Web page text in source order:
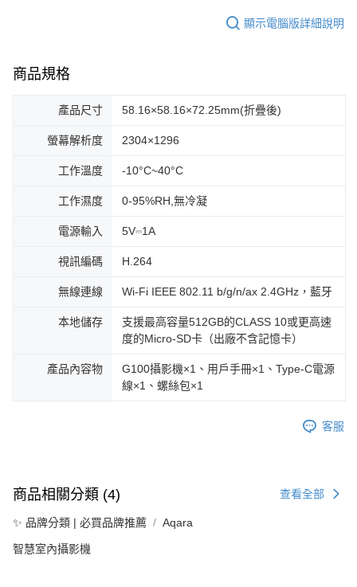
顯示電腦版詳細說明
商品規格
產品尺寸 58.16×58.16×72.25mm(折疊後)
螢幕解析度 2304×1296
工作溫度 -10°C~40°C
工作濕度 0-95%RH,無冷凝
電源輸入 5V⎓1A
視訊編碼 H.264
無線連線 Wi-Fi IEEE 802.11 b/g/n/ax 2.4GHz，藍牙
本地儲存
支援最高容量512GB的CLASS 10或更高速
度的Micro-SD卡（出廠不含記憶卡）
產品內容物
G100攝影機×1、用戶手冊×1、Type-C電源
線×1、螺絲包×1
客服
商品相關分類 (4) 查看全部
✨ 品牌分類 | 必買品牌推薦 Aqara
智慧室內攝影機